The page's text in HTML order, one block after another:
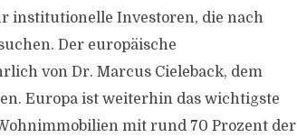
institutionelle Investoren, die nach
Der europäische
von Dr. Marcus Cieleback, dem
Europa ist weiterhin das wichtigste
mit rund 70 Prozent der